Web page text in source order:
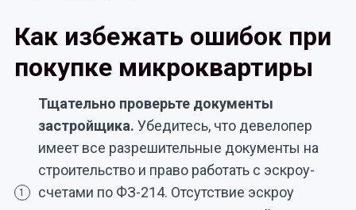
Как избежать ошибок при
покупке микроквартиры
1
Тщательно проверьте документы
застройщика. Убедитесь, что девелопер
имеет все разрешительные документы на
строительство и право работать с эскроу-
счетами по ФЗ-214. Отсутствие эскроу